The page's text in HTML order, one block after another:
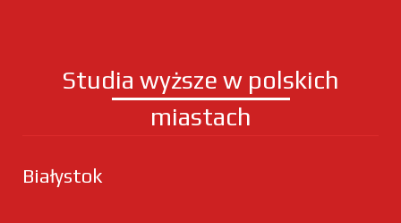
Studia wyższe w polskich
miastach
Białystok